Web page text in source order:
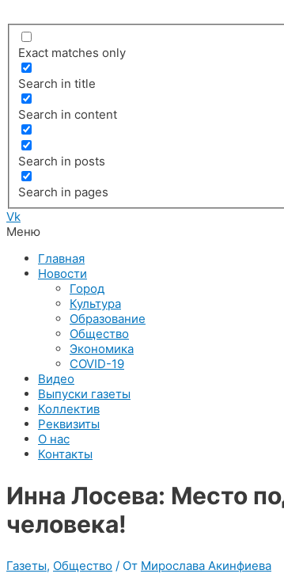
Exact matches only
Search in title
Search in content
Search in posts
Search in pages
Vk
Меню
Главная
Новости
Город
Культура
Образование
Общество
Экономика
COVID-19
Видео
Выпуски газеты
Коллектив
Реквизиты
О нас
Контакты
Инна Лосева: Место
человека!
Газеты, Общество / От Мирослава Акинфиева